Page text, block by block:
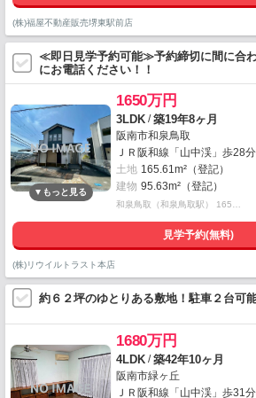
(株)福屋不動産販売堺東駅前店
≪即日見学予約可能≫予約締切に間に合
にお電話ください！！
1650万円
3LDK /築19年8ヶ月
阪南市和泉鳥取
ＪＲ阪和線「山中渓」歩28分
土地 165.61m²（登記）
建物 95.63m²（登記）
和泉鳥取（和泉鳥取駅） 165…
見学予約(無料)
(株)リウイルトラスト本店
約６２坪のゆとりある敷地！駐車２台可
1680万円
4LDK /築42年10ヶ月
阪南市緑ヶ丘
ＪＲ阪和線「山中渓」歩31分